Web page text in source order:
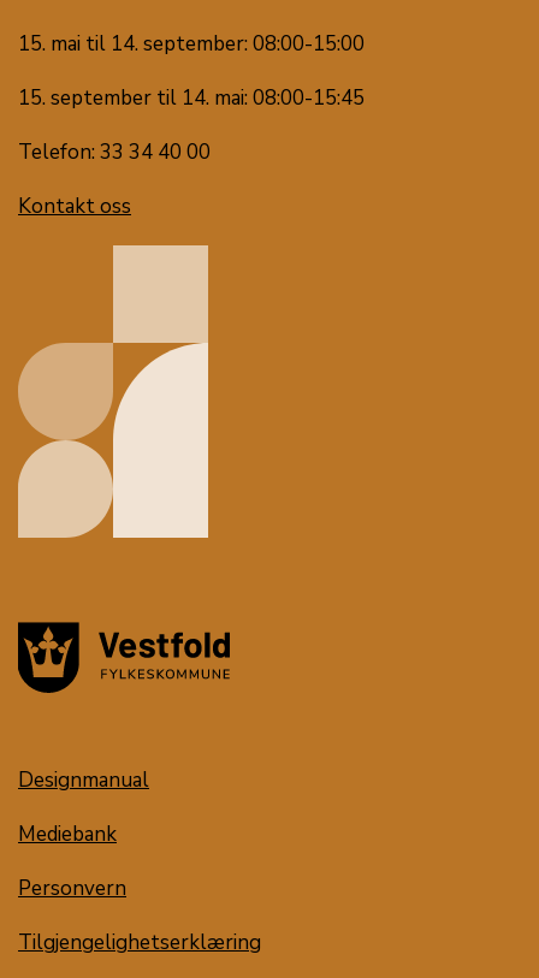
15. mai til 14. september: 08:00-15:00
15. september til 14. mai: 08:00-15:45
Telefon: 33 34 40 00
Kontakt oss
Designmanual
Mediebank
Personvern
Tilgjengelighetserklæring